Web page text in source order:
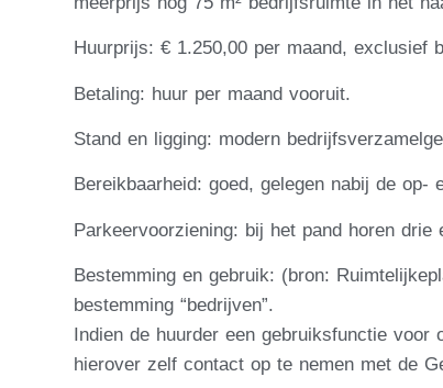
Huurprijs: € 1.250,00 per maand, exclusief
Betaling: huur per maand vooruit.
Stand en ligging: modern
Bereikbaarheid: goed, gelegen nabij de op-
Parkeervoorziening: bij het pand horen
Bestemming en gebruik: (bron:
bestemming “bedrijven”.
Indien de huurder een gebruiksfunctie
hierover zelf contact op te nemen met de